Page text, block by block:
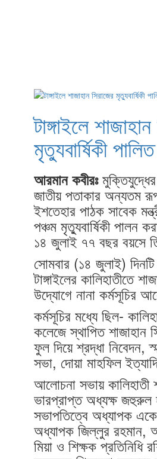
টাঙ্গাইলে
মৃত্যুবার্ষিকী পালিত
আরমান কবীরঃ
জাতীয় পতাকার অন্যতম
ইশতেহার পাঠক সাবেক
পঞ্চম মৃত্যুবার্ষিকী পালন
১৪ জুলাই ৭৭ বছর বয়সে
সোমবার (১৪ জুলাই)
টাঙ্গাইলের কালিহাতীতে
উদ্যোগে নানা কর্মসূচির
কর্মসূচির মধ্যে ছিল-
কলেজে স্থাপিত শাজাহান
ফুল দিয়ে শ্রদ্ধা
সভা, দোয়া মাহফিল
আলোচনা সভায় কালিহাতী
ভারপ্রাপ্ত অধ্যক্ষ
সভাপতিত্বে অধ্যাপক
অধ্যাপক জিল্লুর রহমান,
মিয়া ও শিক্ষক